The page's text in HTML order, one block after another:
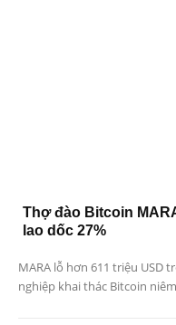
Thợ đào Bitcoin
lao dốc 27%
MARA lỗ hơn 611 triệu USD
nghiệp khai thác Bitcoin